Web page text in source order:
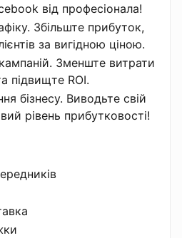
від професіонала!
Збільште прибуток,
за вигідною ціною.
Зменште витрати
підвищте ROI.
бізнесу. Виводьте свій
рівень прибутковості!